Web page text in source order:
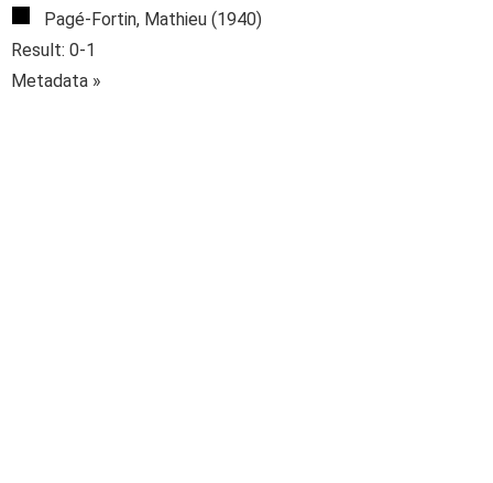
Pagé-Fortin, Mathieu (1940)
Result: 0-1
Metadata »